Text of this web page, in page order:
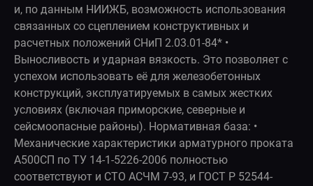
и, по данным НИИЖБ, возможность использования
связанных со сцеплением конструктивных и
расчетных положений СНиП 2.03.01-84* •
Выносливость и ударная вязкость. Это позволяет с
успехом использовать её для железобетонных
конструкций, эксплуатируемых в самых жестких
условиях (включая приморские, северные и
сейсмоопасные районы). Нормативная база: •
Механические характеристики арматурного проката
А500СП по ТУ 14-1-5226-2006 полностью
соответствуют и СТО АСЧМ 7-93, и ГОСТ Р 52544-